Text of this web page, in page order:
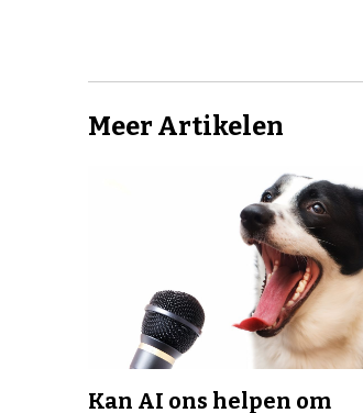
Meer Artikelen
Kan AI ons helpen om